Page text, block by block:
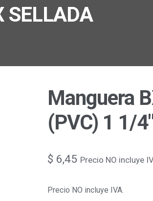
SELLADA
Manguera
(PVC) 1 1/
$ 6,45 Precio NO incluye
Precio NO incluye IVA.